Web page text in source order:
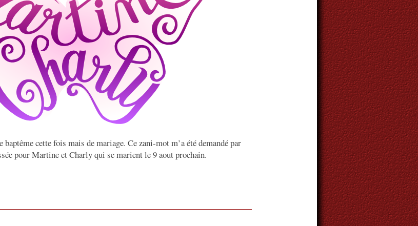
baptême cette fois mais de mariage. Ce zani-mot m’a été demandé par
pour Martine et Charly qui se marient le 9 aout prochain.